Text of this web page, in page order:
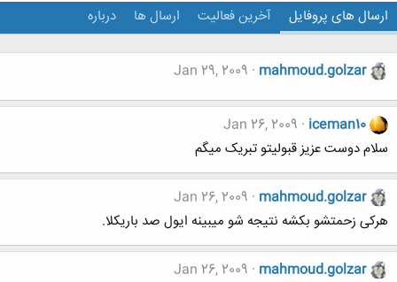
ارسال های پروفایل آخرین فعالیت ارسال ها درباره
mahmoud.golzar
Jan 29, 2009
iceman10
Jan 26, 2009
سلام دوست عزیز قبولیتو تبریک میگم
mahmoud.golzar
Jan 26, 2009
هرکی زحمتشو بکشه نتیجه شو میبینه ایول صد باریکلا.
mahmoud.golzar
Jan 26, 2009